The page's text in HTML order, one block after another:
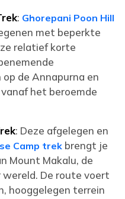
: Ghorepani Poon Hill
met beperkte
relatief korte
de Annapurna en
het beroemde
: Deze afgelegen en
Camp trek brengt je
Mount Makalu, de
De route voert
hooggelegen terrein